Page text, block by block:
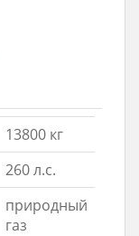
13800 кг
260 л.с.
природный
газ